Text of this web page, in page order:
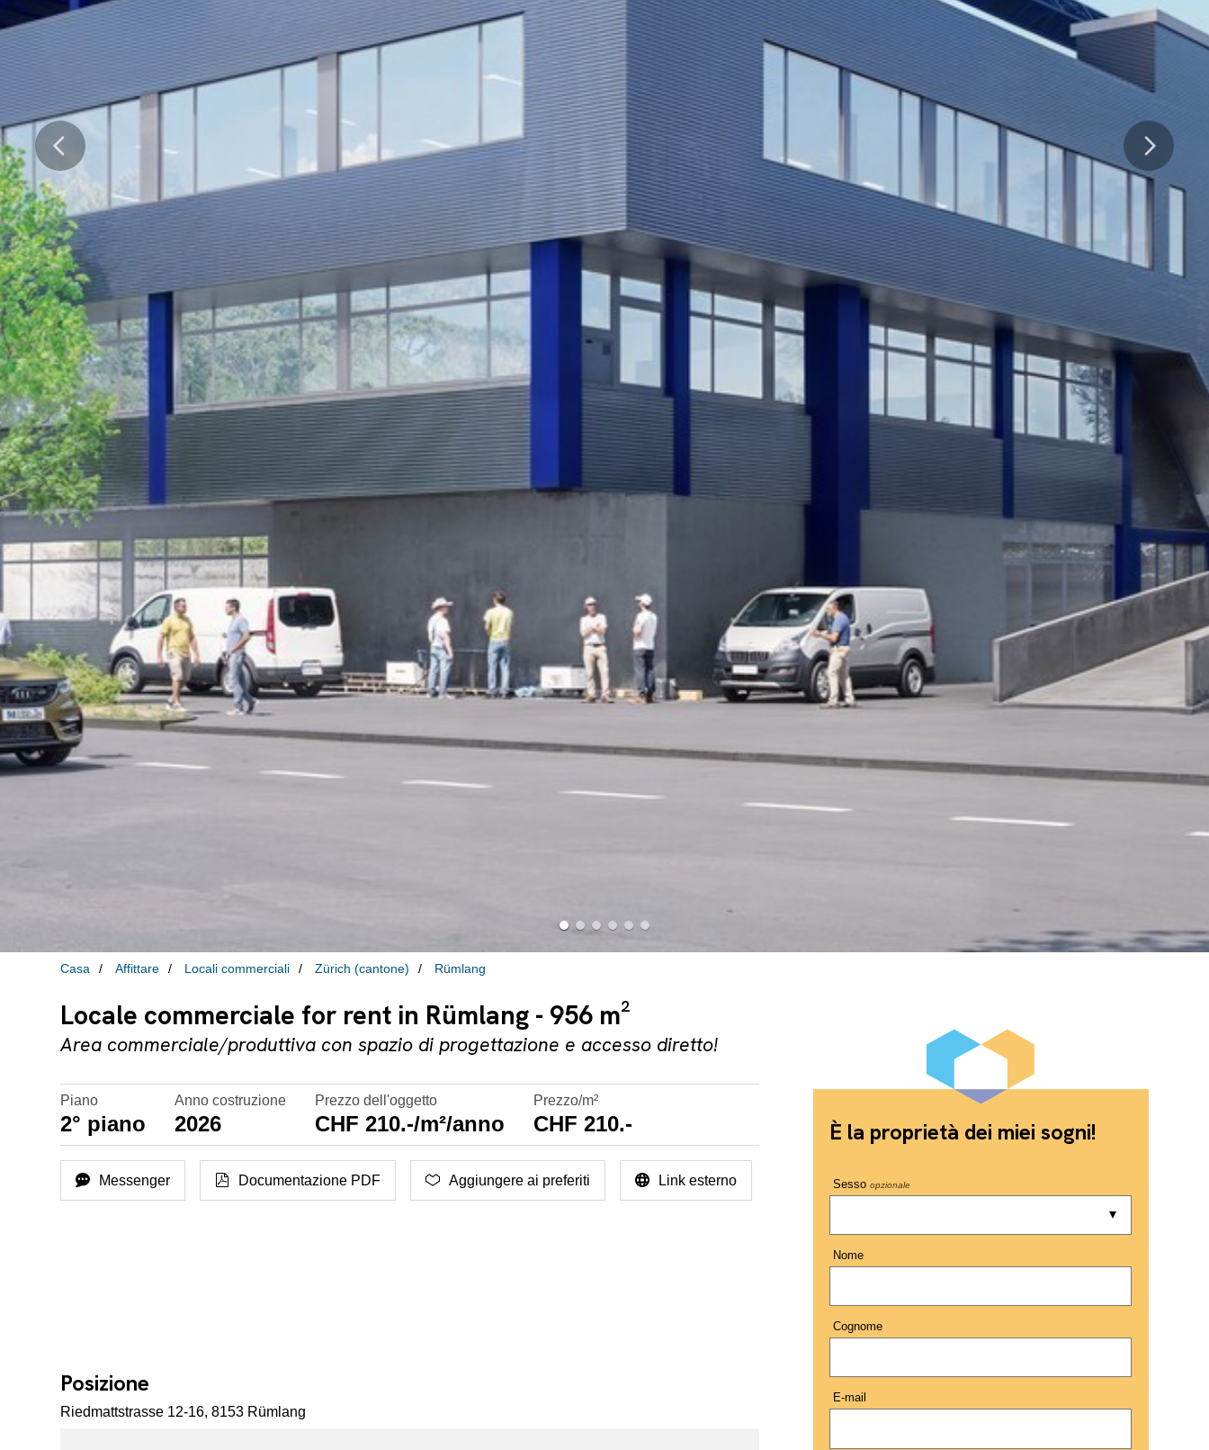
Casa Affittare Locali commerciali Zürich (cantone) Rümlang
Locale commerciale for rent in Rümlang - 956 m²
Area commerciale/produttiva con spazio di progettazione e accesso diretto!
Piano
2° piano
Anno costruzione
2026
Prezzo dell'oggetto
CHF 210.-/m²/anno
Prezzo/m²
CHF 210.-
Messenger Documentazione PDF Aggiungere ai preferiti Link esterno
Posizione
Riedmattstrasse 12-16, 8153 Rümlang
È la proprietà dei miei sogni!
Sessoopzionale
Nome
Cognome
E-mail